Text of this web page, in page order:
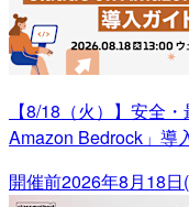
【8/18（火）】安全
Amazon Bedrock」導
開催前2026年8月18日